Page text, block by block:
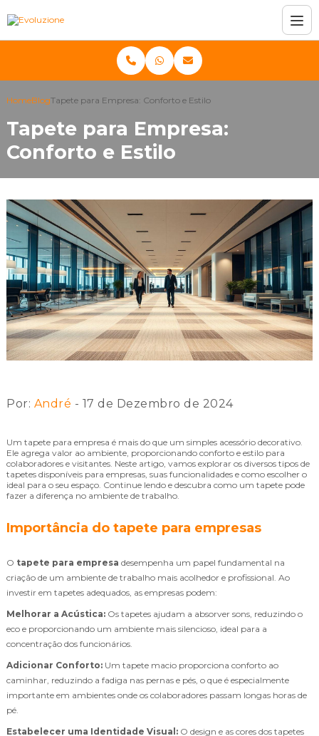
HomeBlogTapete para Empresa: Conforto e Estilo
Tapete para Empresa:
Conforto e Estilo
Por: André - 17 de Dezembro de 2024
Um tapete para empresa é mais do que um simples acessório decorativo.
Ele agrega valor ao ambiente, proporcionando conforto e estilo para
colaboradores e visitantes. Neste artigo, vamos explorar os diversos tipos de
tapetes disponíveis para empresas, suas funcionalidades e como escolher o
ideal para o seu espaço. Continue lendo e descubra como um tapete pode
fazer a diferença no ambiente de trabalho.
Importância do tapete para empresas
O tapete para empresa desempenha um papel fundamental na
criação de um ambiente de trabalho mais acolhedor e profissional. Ao
investir em tapetes adequados, as empresas podem:
Melhorar a Acústica: Os tapetes ajudam a absorver sons, reduzindo o
eco e proporcionando um ambiente mais silencioso, ideal para a
concentração dos funcionários.
Adicionar Conforto: Um tapete macio proporciona conforto ao
caminhar, reduzindo a fadiga nas pernas e pés, o que é especialmente
importante em ambientes onde os colaboradores passam longas horas de
pé.
Estabelecer uma Identidade Visual: O design e as cores dos tapetes